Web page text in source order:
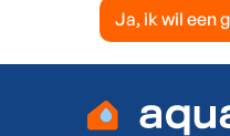
Ja, ik wil een